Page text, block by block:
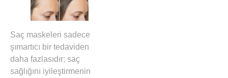
Saç maskeleri sadece
şımartıcı bir tedaviden
daha fazlasıdır; saç
sağlığını iyileştirmenin